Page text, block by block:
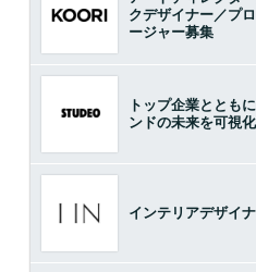
クデザイナー／プ
ージャー募集
トップ企業ととも
ンドの未来を可視
インテリアデザイ